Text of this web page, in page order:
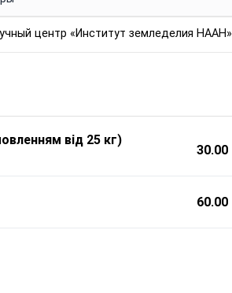
центр «Институт земледелия НААН»
від 25 кг)
30.00
60.00